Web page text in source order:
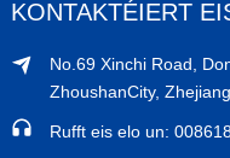
KONTAKTÉIERT
No.69 Xinchi Road,
ZhoushanCity,
Rufft eis elo un: